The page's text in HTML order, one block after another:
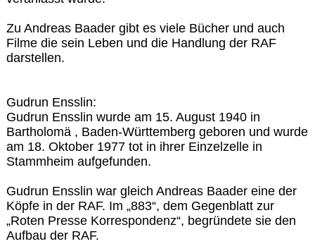
Zu Andreas Baader gibt es viele Bücher und auch
Filme die sein Leben und die Handlung der RAF
darstellen.
Gudrun Ensslin:
Gudrun Ensslin wurde am 15. August 1940 in
Bartholomä , Baden-Württemberg geboren und wurde
am 18. Oktober 1977 tot in ihrer Einzelzelle in
Stammheim aufgefunden.
Gudrun Ensslin war gleich Andreas Baader eine der
Köpfe in der RAF. Im „883“, dem Gegenblatt zur
„Roten Presse Korrespondenz“, begründete sie den
Aufbau der RAF.